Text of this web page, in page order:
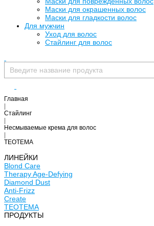
Маски для окрашенных волос
Маски для гладкости волос
Для мужчин
Уход для волос
Стайлинг для волос
Главная
Стайлинг
Несмываемые крема для волос
TEOTEMA
ЛИНЕЙКИ
Blond Care
Therapy Age-Defying
Diamond Dust
Anti-Frizz
Create
TEOTEMA
ПРОДУКТЫ